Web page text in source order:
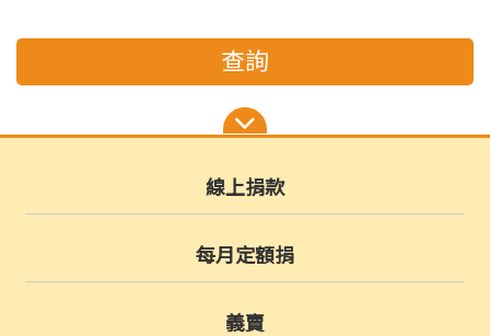
查詢
線上捐款
每月定額捐
義賣